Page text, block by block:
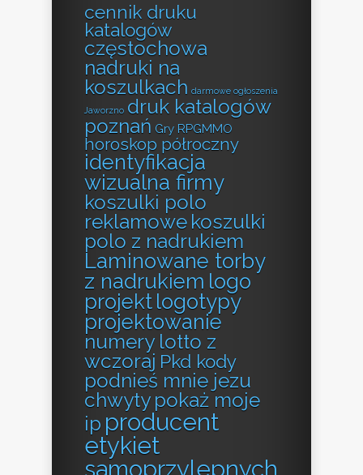
cennik druku
katalogów
częstochowa
nadruki na
koszulkach darmowe ogłoszenia
Jaworzno druk katalogów
poznań Gry RPGMMO
horoskop półroczny
identyfikacja
wizualna firmy
koszulki polo
reklamowe koszulki
polo z nadrukiem
Laminowane torby
z nadrukiem logo
projekt logotypy
projektowanie
numery lotto z
wczoraj Pkd kody
podnieś mnie jezu
chwyty pokaż moje
ip producent
etykiet
samoprzylepnych